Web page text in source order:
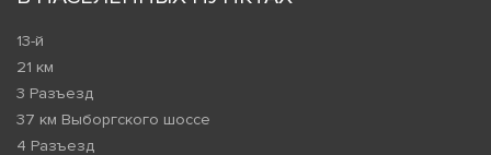
13-й
21 км
3 Разъезд
37 км Выборгского шоссе
4 Разъезд